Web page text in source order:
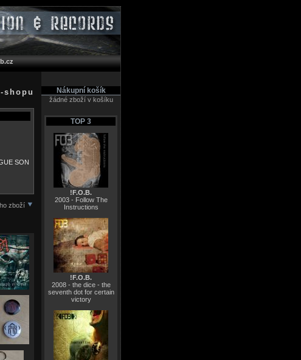
shopu
SON
zboží
Nákupní košík
žádné zboží v košíku
TOP 3
!F.O.B.
2003 - Follow The
Instructions
!F.O.B.
2008 - the dice - the
seventh dot for certain
victory